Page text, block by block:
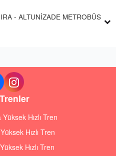
- ALTUNİZADE METROBÜS
Trenler
Hızlı Tren
Hızlı Tren
Hızlı Tren